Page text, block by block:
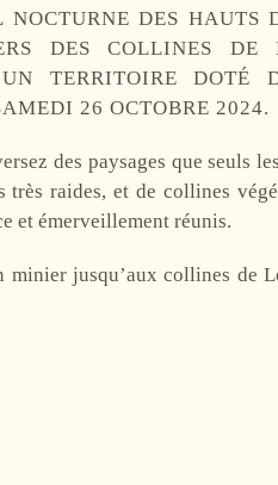
DES HAUTS
DES COLLINES DE
TERRITOIRE DOTÉ
26 OCTOBRE 2024.
des paysages que seuls
raides, et de collines
et émerveillement réunis.
jusqu’aux collines de